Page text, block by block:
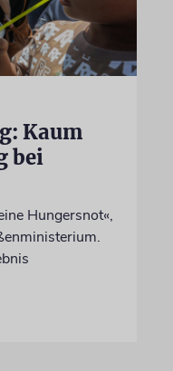
Kaum
bei
Hungersnot«,